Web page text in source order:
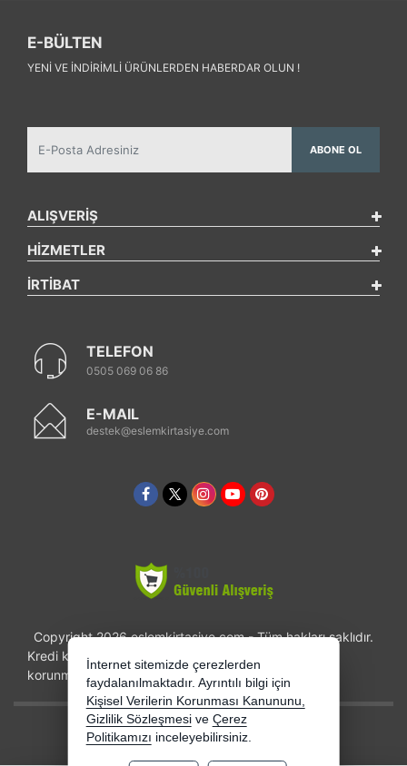
E-BÜLTEN
YENI VE INDIRIMLI ÜRÜNLERDEN HABERDAR OLUN !
ABONE OL
ALIŞVERİŞ
HİZMETLER
İRTİBAT
TELEFON
0505 069 06 86
E-MAIL
destek@eslemkirtasiye.com
Copyright 2026 eslemkirtasiye.com - Tüm hakları saklıdır.
Kredi kartı bilgileriniz 256bit SSL sertifikası ile
korunmaktadır.
Bu site AKINSOFT E-Ticaret ile hazırlanmıştır.
İnternet sitemizde çerezlerden
faydalanılmaktadır. Ayrıntılı bilgi için
Kişisel Verilerin Korunması Kanununu,
Gizlilik Sözleşmesi ve Çerez
Politikamızı inceleyebilirsiniz.